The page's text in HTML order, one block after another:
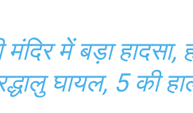
में बड़ा हादसा,
घायल, 5 की